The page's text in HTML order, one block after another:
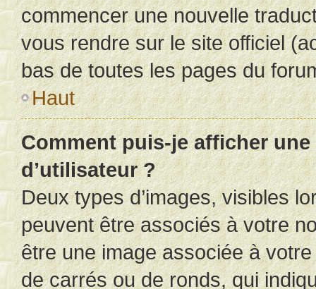
commencer une nouvelle
vous rendre sur le site officiel
bas de toutes les pages du
Haut
Comment puis-je afficher
d’utilisateur ?
Deux types d’images, visibles
peuvent être associés à votre
être une image associée à
de carrés ou de ronds, qui